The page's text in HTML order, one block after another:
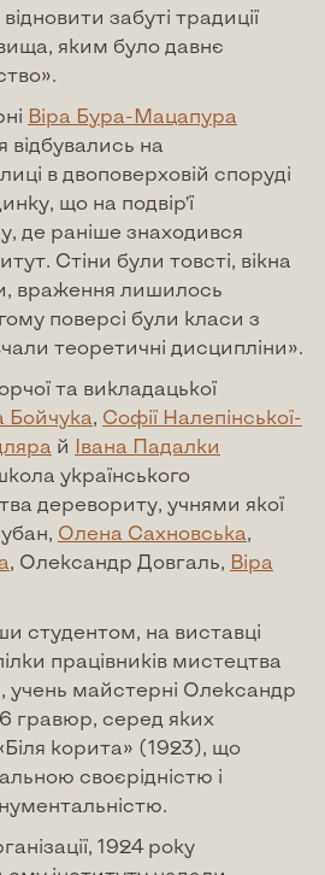
забуті традиції
яким було давнє
Віра Бура-Мацапура
відбувались на
в двоповерховій споруді
що на подвір’ї
де раніше знаходився
Стіни були товсті, вікна
враження лишилось
поверсі були класи з
теоретичні дисципліни».
та викладацької
, Софії Налепінської-
й Івана Падалки
українського
деревориту, учнями якої
Олена Сахновська,
, Олександр Довгаль, Віра
студентом, на виставці
працівників мистецтва
учень майстерні Олександр
гравюр, серед яких
корита» (1923), що
своєрідністю і
1924 року